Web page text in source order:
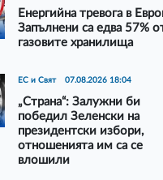
Енергийна тревога в
Запълнени са едва 57%
газовите хранилища
ЕС и Свят 07.08.2026 18:04
„Страна“: Залужни би
победил Зеленски на
президентски избори,
отношенията им са се
влошили